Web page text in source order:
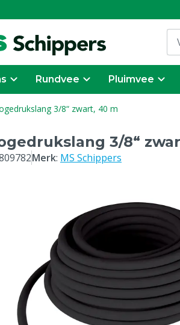
Rundvee Pluimvee
3/8“ zwart, 40 m
3/8“
Merk: MS Schippers